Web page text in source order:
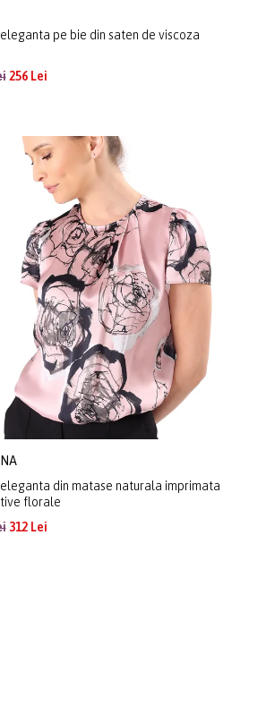
eleganta pe bie din saten de viscoza
256 Lei
eleganta din matase naturala imprimata
florale
312 Lei